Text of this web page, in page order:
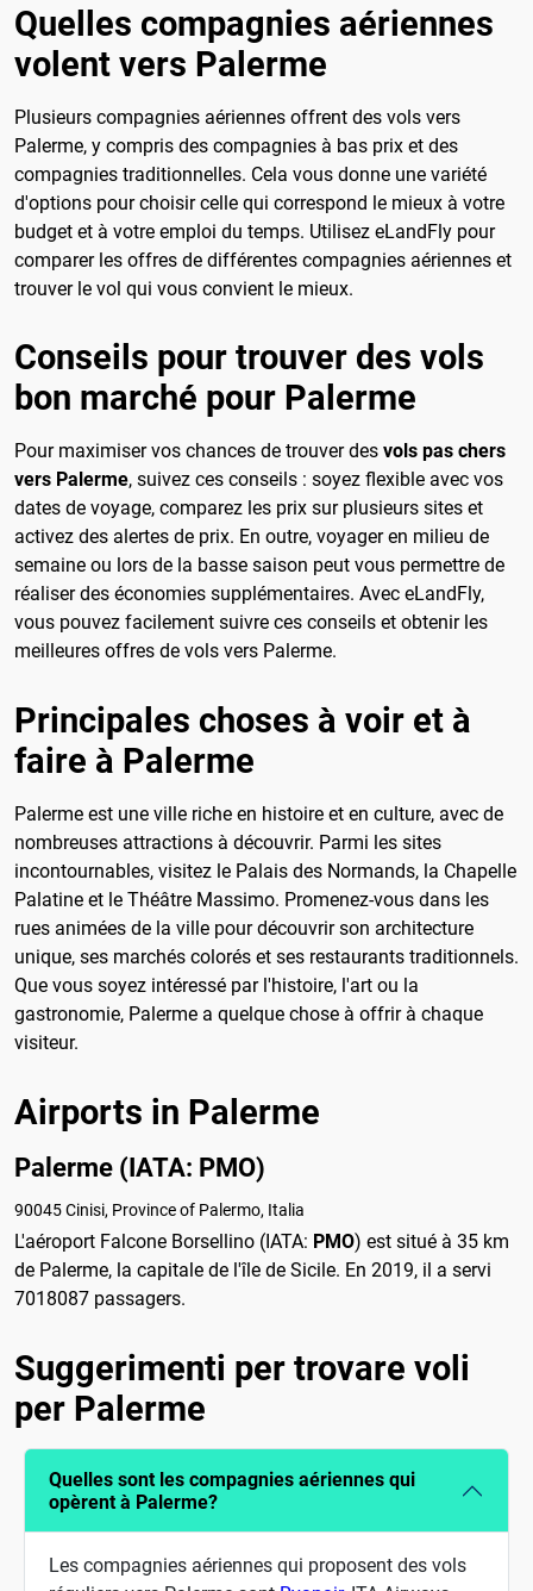
Quelles compagnies aériennes
volent vers Palerme
Plusieurs compagnies aériennes offrent des vols vers
Palerme, y compris des compagnies à bas prix et des
compagnies traditionnelles. Cela vous donne une variété
d'options pour choisir celle qui correspond le mieux à votre
budget et à votre emploi du temps. Utilisez eLandFly pour
comparer les offres de différentes compagnies aériennes et
trouver le vol qui vous convient le mieux.
Conseils pour trouver des vols
bon marché pour Palerme
Pour maximiser vos chances de trouver des vols pas chers
vers Palerme, suivez ces conseils : soyez flexible avec vos
dates de voyage, comparez les prix sur plusieurs sites et
activez des alertes de prix. En outre, voyager en milieu de
semaine ou lors de la basse saison peut vous permettre de
réaliser des économies supplémentaires. Avec eLandFly,
vous pouvez facilement suivre ces conseils et obtenir les
meilleures offres de vols vers Palerme.
Principales choses à voir et à
faire à Palerme
Palerme est une ville riche en histoire et en culture, avec de
nombreuses attractions à découvrir. Parmi les sites
incontournables, visitez le Palais des Normands, la Chapelle
Palatine et le Théâtre Massimo. Promenez-vous dans les
rues animées de la ville pour découvrir son architecture
unique, ses marchés colorés et ses restaurants traditionnels.
Que vous soyez intéressé par l'histoire, l'art ou la
gastronomie, Palerme a quelque chose à offrir à chaque
visiteur.
Airports in Palerme
Palerme (IATA: PMO)
90045 Cinisi, Province of Palermo, Italia
L'aéroport Falcone Borsellino (IATA: PMO) est situé à 35 km
de Palerme, la capitale de l'île de Sicile. En 2019, il a servi
7018087 passagers.
Suggerimenti per trovare voli
per Palerme
Quelles sont les compagnies aériennes qui
opèrent à Palerme?
Les compagnies aériennes qui proposent des vols